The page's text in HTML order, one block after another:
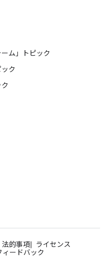
ム」トピック
ク
法的事項
ライセンス
ードバック